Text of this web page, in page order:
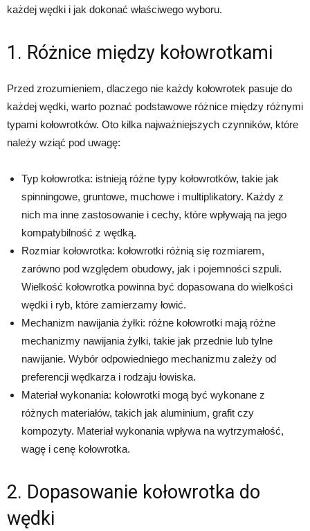
każdej wędki i jak dokonać właściwego wyboru.
1. Różnice między kołowrotkami
Przed zrozumieniem, dlaczego nie każdy kołowrotek pasuje do
każdej wędki, warto poznać podstawowe różnice między różnymi
typami kołowrotków. Oto kilka najważniejszych czynników, które
należy wziąć pod uwagę:
Typ kołowrotka: istnieją różne typy kołowrotków, takie jak
spinningowe, gruntowe, muchowe i multiplikatory. Każdy z
nich ma inne zastosowanie i cechy, które wpływają na jego
kompatybilność z wędką.
Rozmiar kołowrotka: kołowrotki różnią się rozmiarem,
zarówno pod względem obudowy, jak i pojemności szpuli.
Wielkość kołowrotka powinna być dopasowana do wielkości
wędki i ryb, które zamierzamy łowić.
Mechanizm nawijania żyłki: różne kołowrotki mają różne
mechanizmy nawijania żyłki, takie jak przednie lub tylne
nawijanie. Wybór odpowiedniego mechanizmu zależy od
preferencji wędkarza i rodzaju łowiska.
Materiał wykonania: kołowrotki mogą być wykonane z
różnych materiałów, takich jak aluminium, grafit czy
kompozyty. Materiał wykonania wpływa na wytrzymałość,
wagę i cenę kołowrotka.
2. Dopasowanie kołowrotka do
wędki